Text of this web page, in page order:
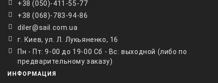
+38 ‎(050)-411-55-77
+38 (068)-783-94-86
diler@sail.com.ua
г. Киев, ул. Л. Лукьяненко, 16
Пн - Пт: 9-00 до 19-00 Сб - Вс: выходной (либо по
предварительному заказу)
ИНФОРМАЦИЯ